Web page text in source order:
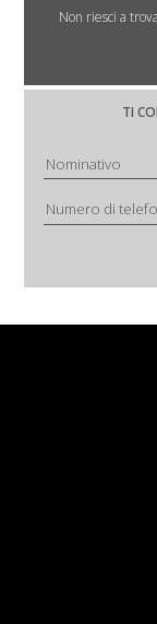
Non riesci a
TI